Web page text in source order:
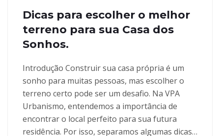
Dicas para escolher o melhor
terreno para sua Casa dos
Sonhos.
Introdução Construir sua casa própria é um
sonho para muitas pessoas, mas escolher o
terreno certo pode ser um desafio. Na VPA
Urbanismo, entendemos a importância de
encontrar o local perfeito para sua futura
residência. Por isso, separamos algumas dicas…